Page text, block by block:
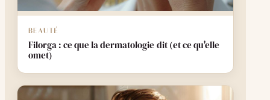
BEAUTÉ
Filorga : ce que la dermatologie dit (et ce qu'elle
omet)